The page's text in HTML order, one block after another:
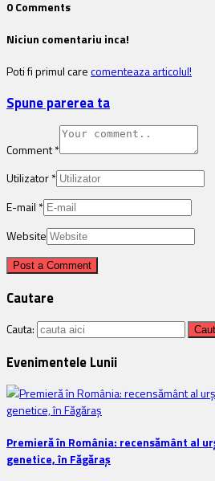
0 Comments
Niciun comentariu inca!
Poti fi primul carecomenteaza articolul!
Spune parerea ta
Comment*
Utilizator*
E-mail *
Website
Cautare
Cauta:
Evenimentele Lunii
Premieră în România: recensământ al
genetice, în Făgăraș